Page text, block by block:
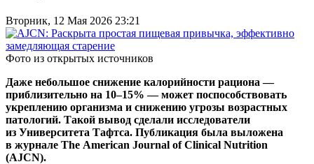
Вторник, 12 Мая 2026 23:21
Фото из открытых источников
Даже небольшое снижение калорийности рациона —
приблизительно на 10–15% — может поспособствовать
укреплению организма и снижению угрозы возрастных
патологий. Такой вывод сделали исследователи
из Университета Тафтса. Публикация была выложена
в журнале The American Journal of Clinical Nutrition
(AJCN).